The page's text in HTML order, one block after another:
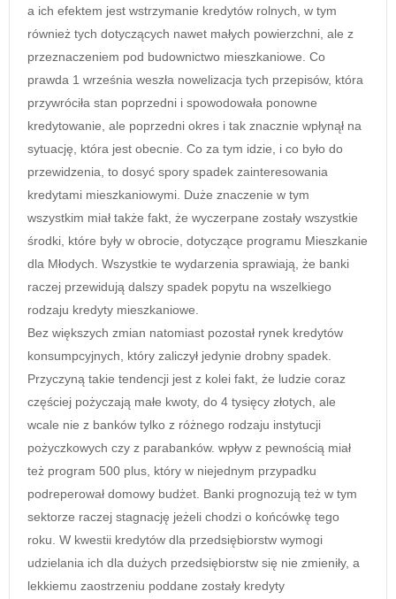
a ich efektem jest wstrzymanie kredytów rolnych, w tym
również tych dotyczących nawet małych powierzchni, ale z
przeznaczeniem pod budownictwo mieszkaniowe. Co
prawda 1 września weszła nowelizacja tych przepisów, która
przywróciła stan poprzedni i spowodowała ponowne
kredytowanie, ale poprzedni okres i tak znacznie wpłynął na
sytuację, która jest obecnie. Co za tym idzie, i co było do
przewidzenia, to dosyć spory spadek zainteresowania
kredytami mieszkaniowymi. Duże znaczenie w tym
wszystkim miał także fakt, że wyczerpane zostały wszystkie
środki, które były w obrocie, dotyczące programu Mieszkanie
dla Młodych. Wszystkie te wydarzenia sprawiają, że banki
raczej przewidują dalszy spadek popytu na wszelkiego
rodzaju kredyty mieszkaniowe.
Bez większych zmian natomiast pozostał rynek kredytów
konsumpcyjnych, który zaliczył jedynie drobny spadek.
Przyczyną takie tendencji jest z kolei fakt, że ludzie coraz
częściej pożyczają małe kwoty, do 4 tysięcy złotych, ale
wcale nie z banków tylko z różnego rodzaju instytucji
pożyczkowych czy z parabanków. wpływ z pewnością miał
też program 500 plus, który w niejednym przypadku
podreperował domowy budżet. Banki prognozują też w tym
sektorze raczej stagnację jeżeli chodzi o końcówkę tego
roku. W kwestii kredytów dla przedsiębiorstw wymogi
udzielania ich dla dużych przedsiębiorstw się nie zmieniły, a
lekkiemu zaostrzeniu poddane zostały kredyty